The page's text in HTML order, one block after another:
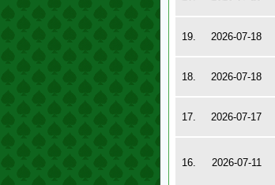
19. 2026-07-18
18. 2026-07-18
17. 2026-07-17
16. 2026-07-11